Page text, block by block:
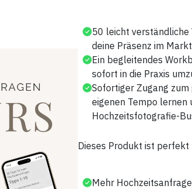
50 leicht verständliche
deine Präsenz im
Ein begleitendes
sofort in die Praxis
Sofortiger Zugang
eigenen Tempo lernen
Hochzeitsfotografie-
Dieses Produkt ist perfekt
Mehr